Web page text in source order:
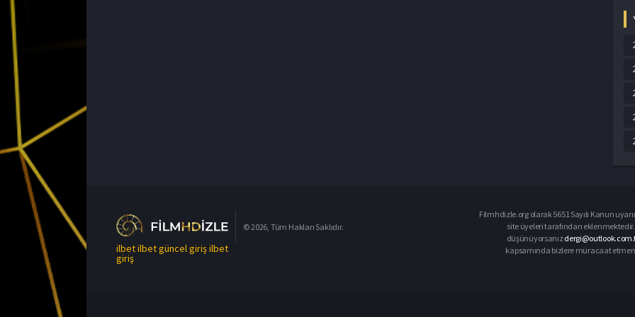
ilbetilbet güncel girişilbet
giriş
© 2026, Tüm Hakları Saklıdır.
Filmhdizle.org olarak 5651 Sayılı Kanun
site üyeleri tarafından
düşünüyorsanız
kapsamında bizlere müracaat